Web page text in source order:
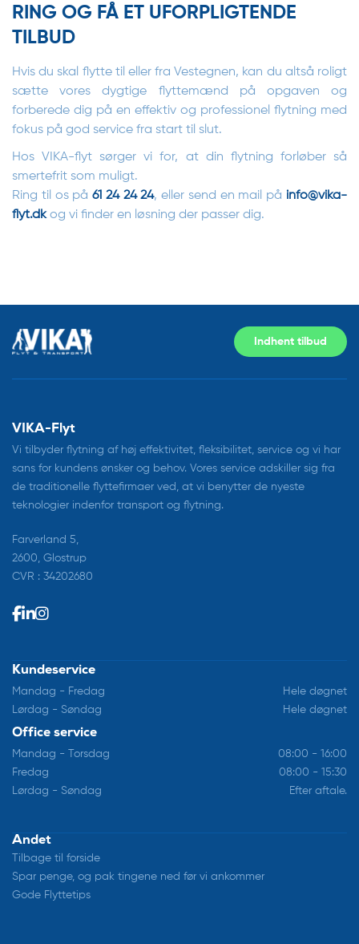
RING OG FÅ ET UFORPLIGTENDE
TILBUD
Hvis du skal flytte til eller fra Vestegnen, kan du altså roligt
sætte vores dygtige flyttemænd på opgaven og
forberede dig på en effektiv og professionel flytning med
fokus på god service fra start til slut.
Hos VIKA-flyt sørger vi for, at din flytning forløber så
smertefrit som muligt.
Ring til os på61 24 24 24, eller send en mail på info@vika-
flyt.dkog vi finder en løsning der passer dig.
Indhent tilbud
VIKA-Flyt
Vi tilbyder flytning af høj effektivitet, fleksibilitet, service og vi har
sans for kundens ønsker og behov. Vores service adskiller sig fra
de traditionelle flyttefirmaer ved, at vi benytter de nyeste
teknologier indenfor transport og flytning.
Farverland 5,
2600, Glostrup
CVR : 34202680
Kundeservice
Mandag - Fredag
Hele døgnet
Lørdag - Søndag
Hele døgnet
Office service
Mandag - Torsdag
08:00 - 16:00
Fredag
08:00 - 15:30
Lørdag - Søndag
Efter aftale.
Andet
Tilbage til forside
Spar penge, og pak tingene ned før vi ankommer
Gode Flyttetips